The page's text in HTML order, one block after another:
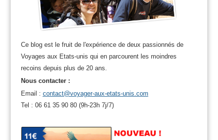
Ce blog est le fruit de l'expérience de deux passionnés de
Voyages aux Etats-unis qui en parcourent les moindres
recoins depuis plus de 20 ans.
Nous contacter :
Email : contact@voyager-aux-etats-unis.com
Tel : 06 61 35 90 80 (9h-23h 7j/7)